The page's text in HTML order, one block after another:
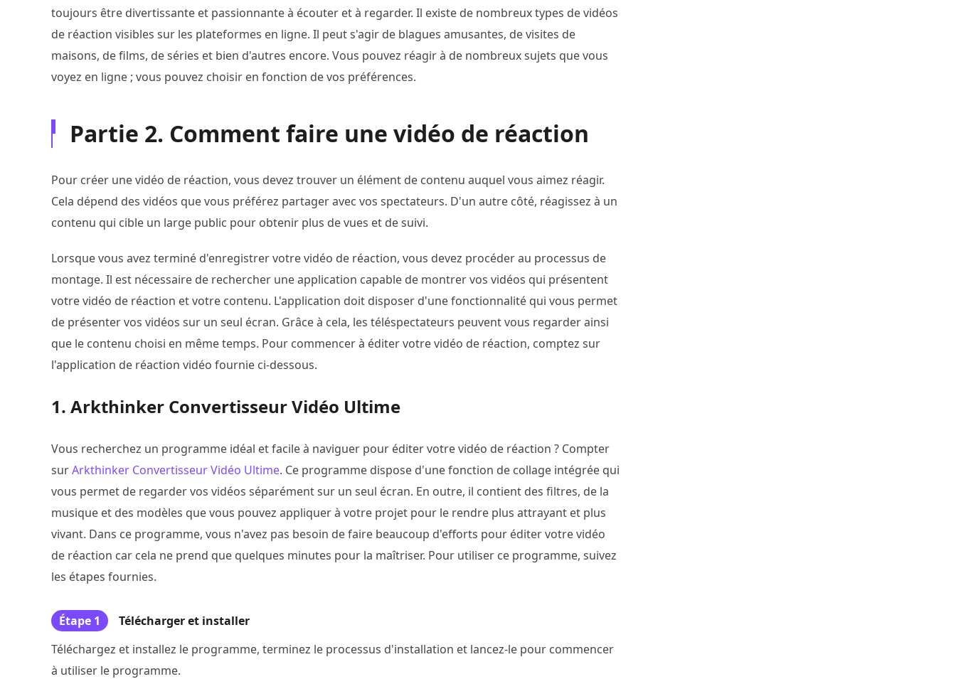
toujours être divertissante et passionnante à écouter et à regarder. Il existe de nombreux types de vidéos
de réaction visibles sur les plateformes en ligne. Il peut s'agir de blagues amusantes, de visites de
maisons, de films, de séries et bien d'autres encore. Vous pouvez réagir à de nombreux sujets que vous
voyez en ligne ; vous pouvez choisir en fonction de vos préférences.
Partie 2. Comment faire une vidéo de réaction
Pour créer une vidéo de réaction, vous devez trouver un élément de contenu auquel vous aimez réagir.
Cela dépend des vidéos que vous préférez partager avec vos spectateurs. D'un autre côté, réagissez à un
contenu qui cible un large public pour obtenir plus de vues et de suivi.
Lorsque vous avez terminé d'enregistrer votre vidéo de réaction, vous devez procéder au processus de
montage. Il est nécessaire de rechercher une application capable de montrer vos vidéos qui présentent
votre vidéo de réaction et votre contenu. L'application doit disposer d'une fonctionnalité qui vous permet
de présenter vos vidéos sur un seul écran. Grâce à cela, les téléspectateurs peuvent vous regarder ainsi
que le contenu choisi en même temps. Pour commencer à éditer votre vidéo de réaction, comptez sur
l'application de réaction vidéo fournie ci-dessous.
1. Arkthinker Convertisseur Vidéo Ultime
Vous recherchez un programme idéal et facile à naviguer pour éditer votre vidéo de réaction ? Compter
surArkthinker Convertisseur Vidéo Ultime. Ce programme dispose d'une fonction de collage intégrée qui
vous permet de regarder vos vidéos séparément sur un seul écran. En outre, il contient des filtres, de la
musique et des modèles que vous pouvez appliquer à votre projet pour le rendre plus attrayant et plus
vivant. Dans ce programme, vous n'avez pas besoin de faire beaucoup d'efforts pour éditer votre vidéo
de réaction car cela ne prend que quelques minutes pour la maîtriser. Pour utiliser ce programme, suivez
les étapes fournies.
Étape 1
Télécharger et installer
Téléchargez et installez le programme, terminez le processus d'installation et lancez-le pour commencer
à utiliser le programme.